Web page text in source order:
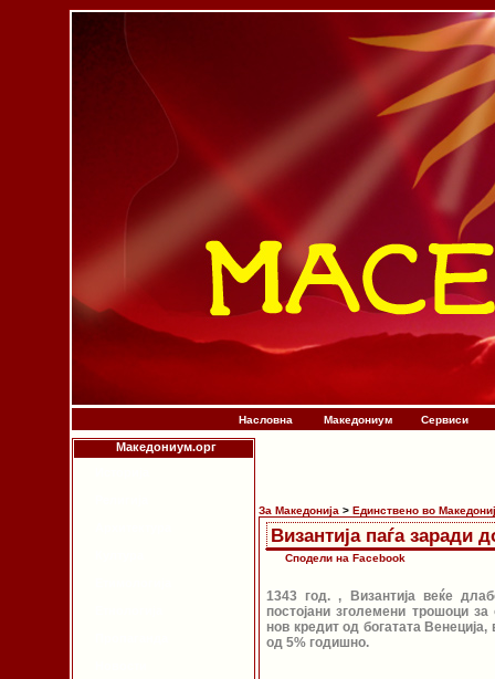
Насловна Македониум Сервиси
Македониум.орг
За Македонија > Единствено во
Византија паѓа заради
Сподели на Facebook
1343 год. , Византија веќе
постојани зголемени трошоци
нов кредит од богатата
од 5% годишно.